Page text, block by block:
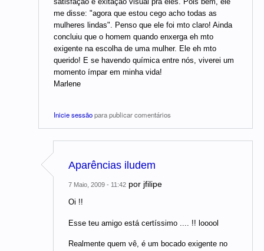
me disse: "agora que estou cego acho todas as
mulheres lindas". Penso que ele foi mto claro! Ainda
concluiu que o homem quando enxerga eh mto
exigente na escolha de uma mulher. Ele eh mto
querido! E se havendo química entre nós, viverei um
momento ímpar em minha vida!
Marlene
Inicie sessãopara publicar comentários
Aparências iludem
7 Maio, 2009 - 11:42 por jfilipe
Oi !!
Esse teu amigo está certíssimo .... !! looool
Realmente quem vê, é um bocado exigente no